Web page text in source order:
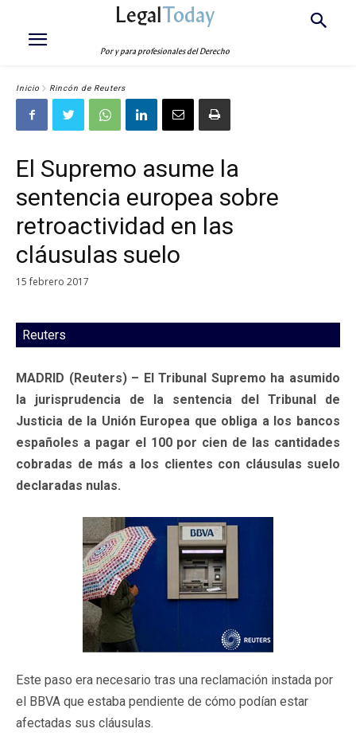
LegalToday
Por y para profesionales del Derecho
Inicio Rincón de Reuters
El Supremo asume la
sentencia europea sobre
retroactividad en las
cláusulas suelo
15 febrero 2017
Reuters
MADRID (Reuters) – El Tribunal Supremo ha asumido
la jurisprudencia de la sentencia del Tribunal de
Justicia de la Unión Europea que obliga a los bancos
españoles a pagar el 100 por cien de las cantidades
cobradas de más a los clientes con cláusulas suelo
declaradas nulas.
Este paso era necesario tras una reclamación instada por
el BBVA que estaba pendiente de cómo podían estar
afectadas sus cláusulas.